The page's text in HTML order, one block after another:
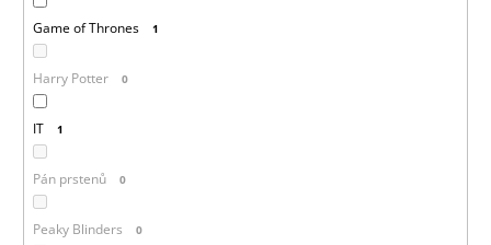
Game of Thrones 1
Harry Potter 0
IT 1
Pán prstenů 0
Peaky Blinders 0